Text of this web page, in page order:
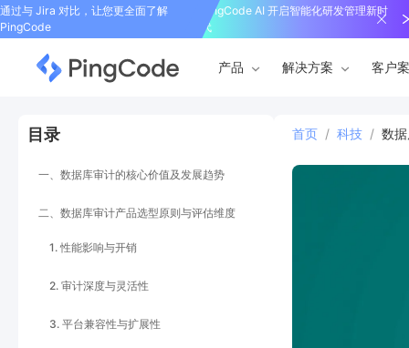
通过与 Jira 对比，让您更全面了解
PingCode
PingCode AI 开启智能化研发管理新时
代
产品 解决方案 客户
目录
一、数据库审计的核心价值及发展趋势
二、数据库审计产品选型原则与评估维度
1. 性能影响与开销
2. 审计深度与灵活性
3. 平台兼容性与扩展性
首页 / 科技 / 数